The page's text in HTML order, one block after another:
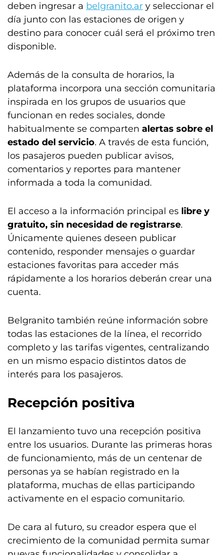
deben ingresar a belgranito.ar y seleccionar el
día junto con las estaciones de origen y
destino para conocer cuál será el próximo tren
disponible.
Además de la consulta de horarios, la
plataforma incorpora una sección comunitaria
inspirada en los grupos de usuarios que
funcionan en redes sociales, donde
habitualmente se comparten alertas sobre el
estado del servicio. A través de esta función,
los pasajeros pueden publicar avisos,
comentarios y reportes para mantener
informada a toda la comunidad.
El acceso a la información principal es libre y
gratuito, sin necesidad de registrarse.
Únicamente quienes deseen publicar
contenido, responder mensajes o guardar
estaciones favoritas para acceder más
rápidamente a los horarios deberán crear una
cuenta.
Belgranito también reúne información sobre
todas las estaciones de la línea, el recorrido
completo y las tarifas vigentes, centralizando
en un mismo espacio distintos datos de
interés para los pasajeros.
Recepción positiva
El lanzamiento tuvo una recepción positiva
entre los usuarios. Durante las primeras horas
de funcionamiento, más de un centenar de
personas ya se habían registrado en la
plataforma, muchas de ellas participando
activamente en el espacio comunitario.
De cara al futuro, su creador espera que el
crecimiento de la comunidad permita sumar